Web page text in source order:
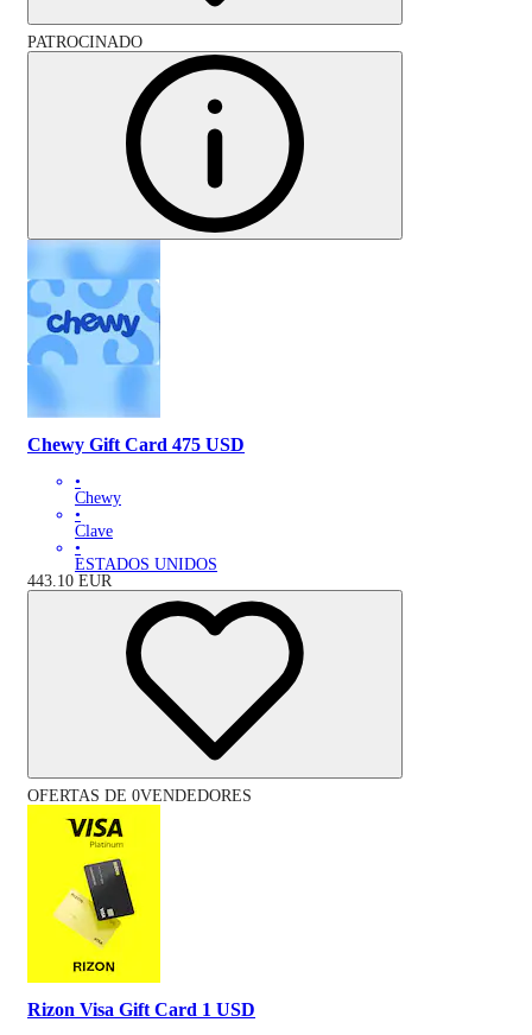
PATROCINADO
Chewy Gift Card 475 USD
•
Chewy
•
Clave
•
ESTADOS UNIDOS
443.10 EUR
OFERTAS DE 0VENDEDORES
Rizon Visa Gift Card 1 USD